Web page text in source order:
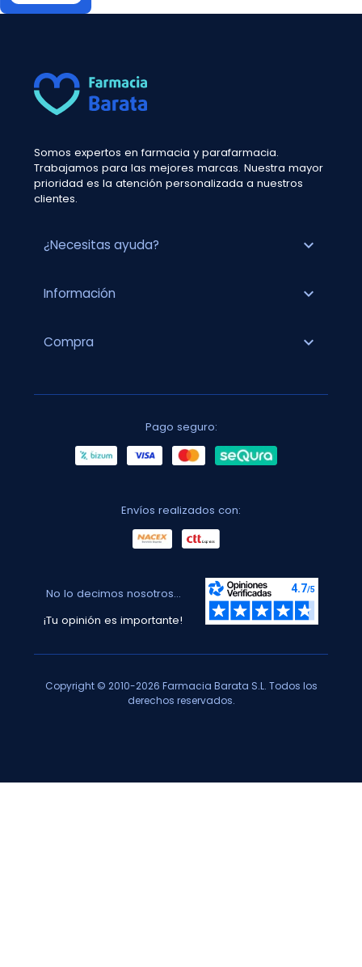
Somos expertos en farmacia y parafarmacia.
Trabajamos para las mejores marcas. Nuestra mayor
prioridad es la atención personalizada a nuestros
clientes.
¿Necesitas ayuda? expand_more
Información expand_more
Compra expand_more
Pago seguro:
Envíos realizados con:
No lo decimos nosotros...
¡Tu opinión es importante!
Copyright © 2010-2026 Farmacia Barata S.L. Todos los
derechos reservados.